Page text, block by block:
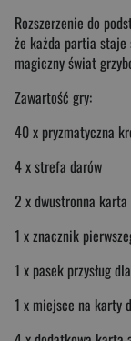
Rozszerzenie do
że każda partia
magiczny świat
Zawartość gry:
40 x pryzmatyczna
4 x strefa darów
2 x dwustronna
1 x znacznik
1 x pasek przysług
1 x miejsce na karty